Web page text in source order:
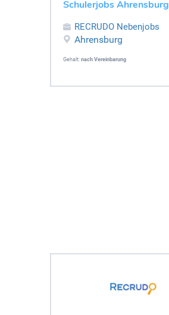
Schulerjobs Ahrensburg
RECRUDO Nebenjobs
Ahrensburg
Gehalt: nach Vereinbarung